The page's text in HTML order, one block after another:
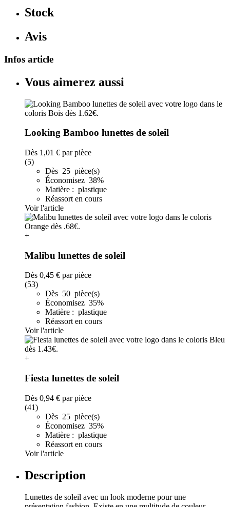
Stock
Avis
Infos article
Vous aimerez aussi
Looking Bamboo lunettes de soleil
Dès 1,01 € par pièce
(5)
Dès 25 pièce(s)
Économisez 38%
Matière : plastique
Réassort en cours
Voir l'article
+
Malibu lunettes de soleil
Dès 0,45 € par pièce
(53)
Dès 50 pièce(s)
Économisez 35%
Matière : plastique
Réassort en cours
Voir l'article
+
Fiesta lunettes de soleil
Dès 0,94 € par pièce
(41)
Dès 25 pièce(s)
Économisez 35%
Matière : plastique
Réassort en cours
Voir l'article
Description
Lunettes de soleil avec un look moderne pour une